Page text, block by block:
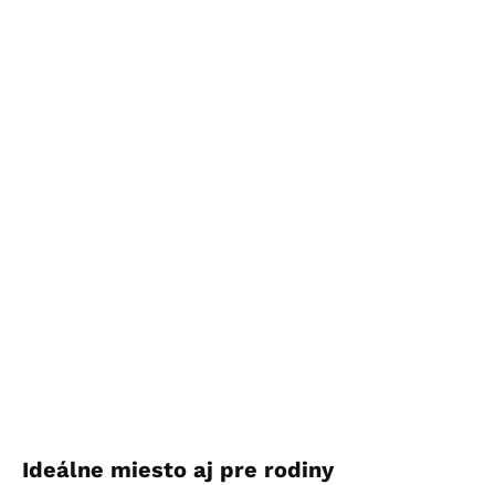
Ideálne miesto aj pre rodiny